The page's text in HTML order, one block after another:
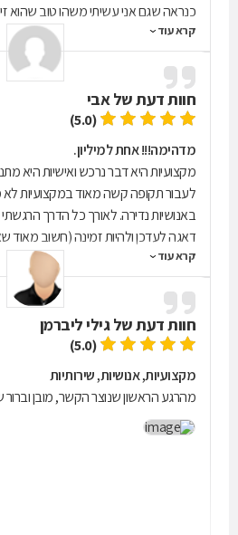
כנראה שגם אני עשיתי משהו טוב שהוא
כך מיוחד. זה לא מובן מאיליו . אוהבת
קרא עוד
חוות דעת שלאבי
(5.0)
מדהימה!!! אחת למיליון.
מקצועיות היא דבר נרכש ואישיות היא
לעבור תקופה קשה מאוד במקצועיות
באנושיות נדירה. לאורך כל הדרך הרגשתי
דאגה לעדכן ולהיות זמינה (חשוב
לבסוף בזכות שילוב של המון רגש,הבנה
פתרונות יצירתיים שישפיעו עלי לטובה
מאחרים וכנראה שלא מתאימה לכל
הבחירה הנכונה לכל מי שחשוב לו להיות
בחום!!!
קרא עוד
חוות דעת שלגילי ליברמן
(5.0)
מקצועיות, אנושיות, שירותיות
מהרגע הראשון שנוצר הקשר, מובן וברור